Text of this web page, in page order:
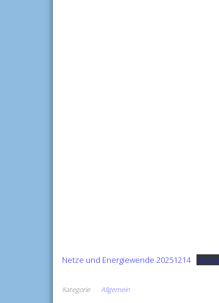
Netze und Energiewende 20251214
Kategorie Allgemein